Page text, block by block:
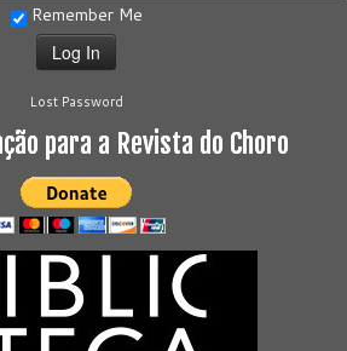
Remember Me
Lost Password
para a Revista do Choro